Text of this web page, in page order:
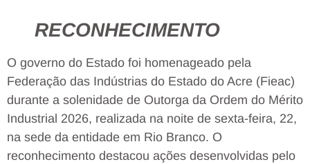
RECONHECIMENTO
O governo do Estado foi homenageado pela
Federação das Indústrias do Estado do Acre (Fieac)
durante a solenidade de Outorga da Ordem do Mérito
Industrial 2026, realizada na noite de sexta-feira, 22,
na sede da entidade em Rio Branco. O
reconhecimento destacou ações desenvolvidas pelo